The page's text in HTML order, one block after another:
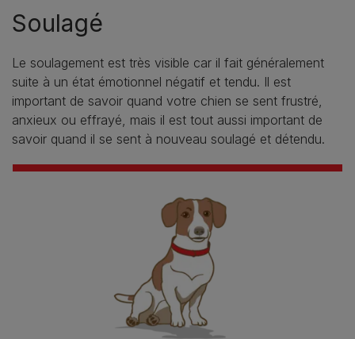
Soulagé
Le soulagement est très visible car il fait généralement
suite à un état émotionnel négatif et tendu. Il est
important de savoir quand votre chien se sent frustré,
anxieux ou effrayé, mais il est tout aussi important de
savoir quand il se sent à nouveau soulagé et détendu.